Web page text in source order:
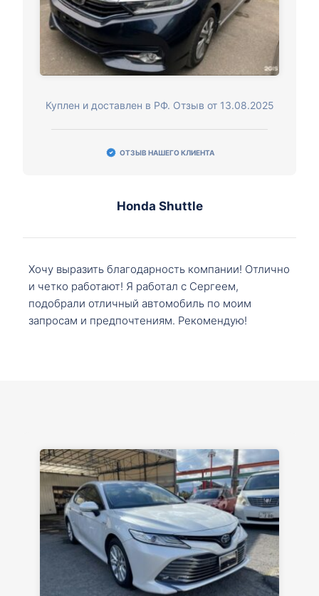
Куплен и доставлен в РФ. Отзыв от 13.08.2025
ОТЗЫВ НАШЕГО КЛИЕНТА
Honda Shuttle
Хочу выразить благодарность компании! Отлично
и четко работают! Я работал с Сергеем,
подобрали отличный автомобиль по моим
запросам и предпочтениям. Рекомендую!